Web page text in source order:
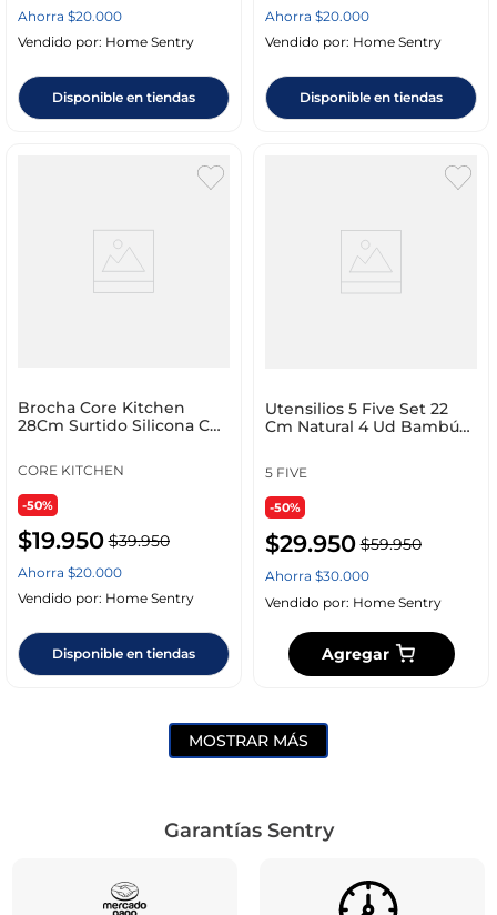
Ahorra $20.000
Vendido por: Home Sentry
Disponible en tiendas
Ahorra $20.000
Vendido por: Home Sentry
Disponible en tiendas
Brocha Core Kitchen
28Cm Surtido Silicona Ch-
CORE KITCHEN
-50%
$19.950 $39.950
Ahorra $20.000
Vendido por: Home Sentry
Disponible en tiendas
Utensilios 5 Five Set 22
Cm Natural 4 Ud Bambú
5 FIVE
-50%
$29.950 $59.950
Ahorra $30.000
Vendido por: Home Sentry
Agregar
MOSTRAR MÁS
Garantías Sentry